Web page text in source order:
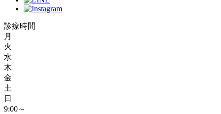
診療時間
月
火
水
木
金
土
日
9:00～